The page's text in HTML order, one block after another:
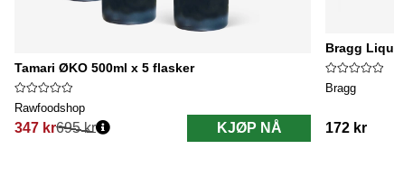
Tamari ØKO 500ml x 5 flasker
Rawfoodshop
347 kr
Vanlig pris:
695 kr KJØP NÅ
Bragg
Bragg
172 kr